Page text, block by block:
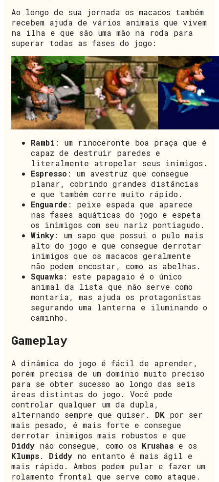
Ao longo de sua jornada os macacos também
recebem ajuda de vários animais que vivem
na ilha e que são uma mão na roda para
superar todas as fases do jogo:
Rambi : um rinoceronte boa praça que é
capaz de destruir paredes e
literalmente atropelar seus inimigos.
Espresso : um avestruz que consegue
planar, cobrindo grandes distâncias
e que também corre muito rápido.
Enguarde : peixe espada que aparece
nas fases aquáticas do jogo e espeta
os inimigos com seu nariz pontiagudo.
Winky: um sapo que possui o pulo mais
alto do jogo e que consegue derrotar
inimigos que os macacos geralmente
não podem encostar, como as abelhas.
Squawks: este papagaio é o único
animal da lista que não serve como
montaria, mas ajuda os protagonistas
segurando uma lanterna e iluminando o
caminho.
Gameplay
A dinâmica do jogo é fácil de aprender,
porém precisa de um domínio muito preciso
para se obter sucesso ao longo das seis
áreas distintas do jogo. Você pode
controlar qualquer um da dupla,
alternando sempre que quiser. DK por ser
mais pesado, é mais forte e consegue
derrotar inimigos mais robustos e que
Diddy não consegue, como os Krushas e os
Klumps. Diddy no entanto é mais ágil e
mais rápido. Ambos podem pular e fazer um
rolamento frontal que serve como ataque.